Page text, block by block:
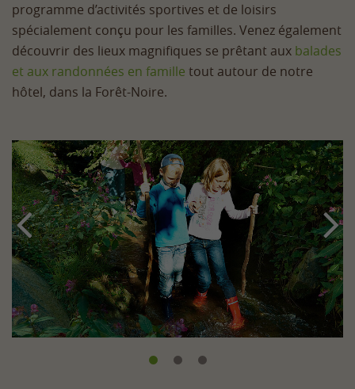
programme d’activités sportives et de loisirs
spécialement conçu pour les familles. Venez également
découvrir des lieux magnifiques se prêtant aux balades
et aux randonnées en famille tout autour de notre
hôtel, dans la Forêt-Noire.
 